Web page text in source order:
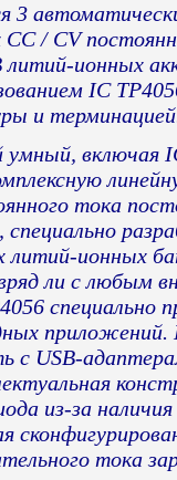
3
/ CV
ионных
IC
и
включая
тока
литий-ионных
ли с любым
специально
USB-
из-за
тока